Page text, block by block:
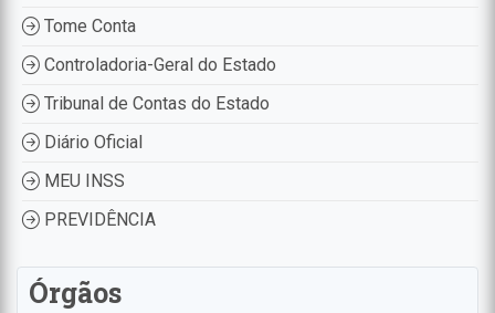
Tome Conta
Controladoria-Geral do Estado
Tribunal de Contas do Estado
Diário Oficial
MEU INSS
PREVIDÊNCIA
Órgãos